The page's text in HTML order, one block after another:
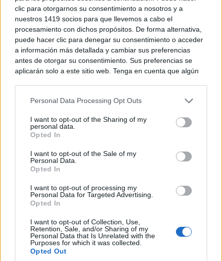
clic para otorgarnos su consentimiento a nosotros y a
nuestros 1419 socios para que llevemos a cabo el
procesamiento con dichos propósitos. De forma alternativa,
puede hacer clic para denegar su consentimiento o acceder
a información más detallada y cambiar sus preferencias
antes de otorgar su consentimiento. Sus preferencias se
aplicarán solo a este sitio web. Tenga en cuenta que algún
rechazar tal procesamiento. Puede cambiar sus preferencias
a este sitio y haciendo clic en el botón "Privacidad" en la
parte inferior de la página web.
Please note that this website/app uses one or more Google
services and may gather and store information including but
not limited to your visit or usage behaviour. You may click to
use your data for below specified purposes in below Google
consent section.
Personal Data Processing Opt Outs
I want to opt-out of the Sharing of my
personal data.
Opted In
I want to opt-out of the Sale of my
Personal Data.
Opted In
I want to opt-out of processing my
Personal Data for Targeted Advertising.
Opted In
I want to opt-out of Collection, Use,
Retention, Sale, and/or Sharing of my
Personal Data that Is Unrelated with the
Purposes for which it was collected.
Opted Out
¿Sabías que existen?
Estas criaturas existen y parecen sacadas de otro
planeta
¿Por qué se contagia?
La ciencia explica por qué el bostezo es contagioso